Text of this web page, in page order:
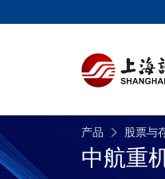
产品 股票与
中航重